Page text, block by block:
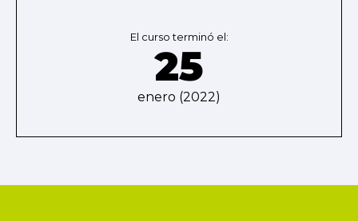
El curso terminó el:
25
enero (2022)